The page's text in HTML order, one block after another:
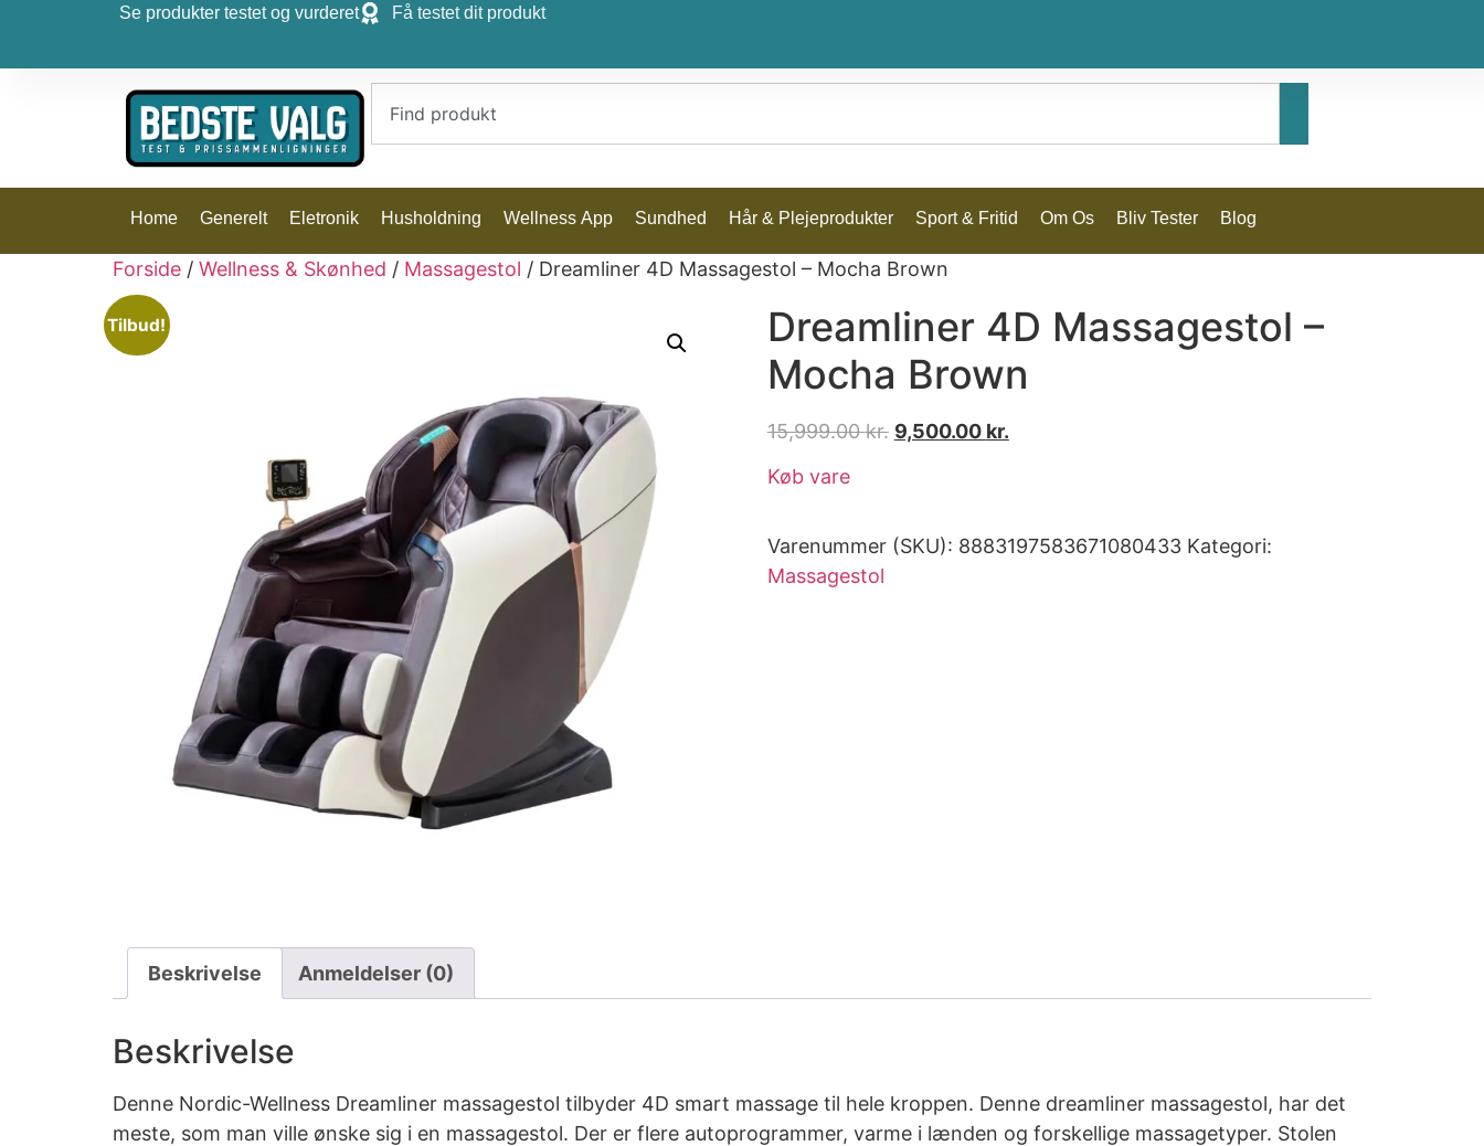
Se produkter testet og vurderet Få testet dit produkt
Home Generelt Eletronik Husholdning Wellness App Sundhed Hår & Plejeprodukter Sport & Fritid Om Os Bliv Tester Blog
Forside / Wellness & Skønhed / Massagestol / Dreamliner 4D Massagestol – Mocha Brown
Tilbud!
Dreamliner 4D Massagestol –
Mocha Brown
15,999.00kr. 9,500.00 kr.
Køb vare
Varenummer (SKU): 8883197583671080433 Kategori:
Massagestol
Beskrivelse Anmeldelser (0)
Beskrivelse
Denne Nordic-Wellness Dreamliner massagestol tilbyder 4D smart massage til hele kroppen. Denne dreamliner massagestol, har det
meste, som man ville ønske sig i en massagestol. Der er flere autoprogrammer, varme i lænden og forskellige massagetyper. Stolen